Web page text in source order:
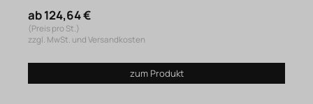
ab 124,64 €
(Preis pro St.)
zzgl. MwSt. und Versandkosten
zum Produkt